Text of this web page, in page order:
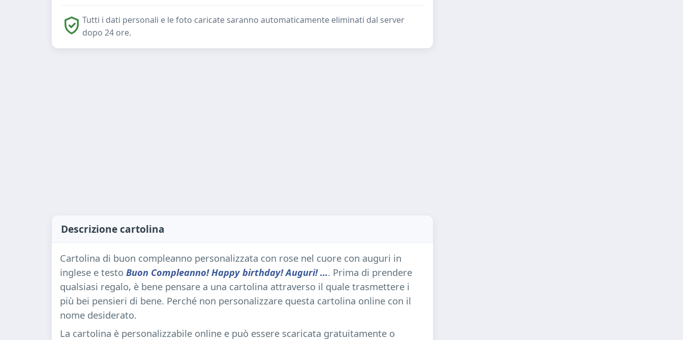
Tutti i dati personali e le foto caricate saranno automaticamente eliminati dal server
dopo 24 ore.
Descrizione cartolina
Cartolina di buon compleanno personalizzata con rose nel cuore con auguri in
inglese e testo Buon Compleanno! Happy birthday! Auguri! .... Prima di prendere
qualsiasi regalo, è bene pensare a una cartolina attraverso il quale trasmettere i
più bei pensieri di bene. Perché non personalizzare questa cartolina online con il
nome desiderato.
La cartolina è personalizzabile online e può essere scaricata gratuitamente o